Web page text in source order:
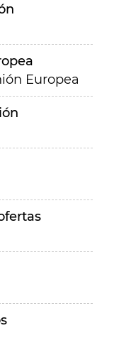
Europea